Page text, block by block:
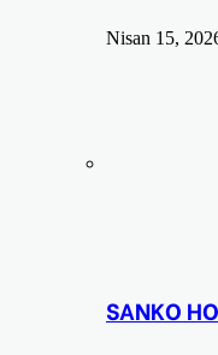
Nisan 15,
SANKO